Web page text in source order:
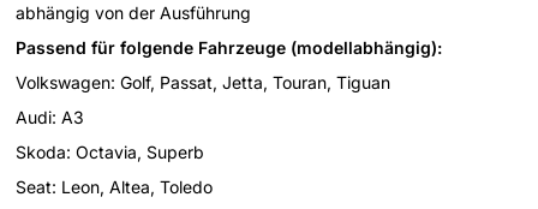
abhängig von der Ausführung
Passend für folgende Fahrzeuge (modellabhängig):
Volkswagen: Golf, Passat, Jetta, Touran, Tiguan
Audi: A3
Skoda: Octavia, Superb
Seat: Leon, Altea, Toledo